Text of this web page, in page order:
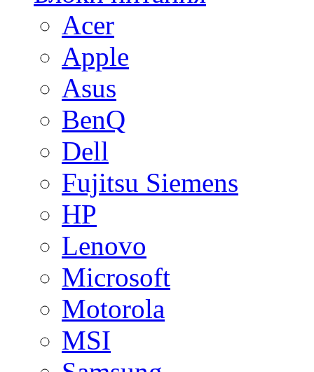
Acer
Apple
Asus
BenQ
Dell
Fujitsu Siemens
HP
Lenovo
Microsoft
Motorola
MSI